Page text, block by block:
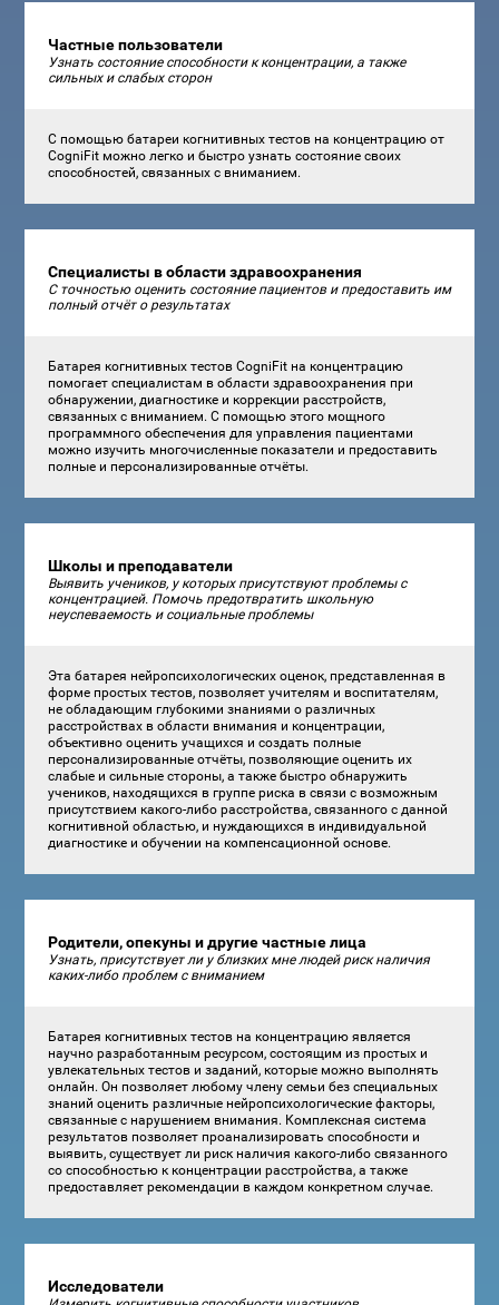
Частные пользователи
Узнать состояние способности к концентрации, а также
сильных и слабых сторон
С помощью батареи когнитивных тестов на концентрацию от
CogniFit можно легко и быстро узнать состояние своих
способностей, связанных с вниманием.
Специалисты в области здравоохранения
С точностью оценить состояние пациентов и предоставить им
полный отчёт о результатах
Батарея когнитивных тестов CogniFit на концентрацию
помогает специалистам в области здравоохранения при
обнаружении, диагностике и коррекции расстройств,
связанных с вниманием. С помощью этого мощного
программного обеспечения для управления пациентами
можно изучить многочисленные показатели и предоставить
полные и персонализированные отчёты.
Школы и преподаватели
Выявить учеников, у которых присутствуют проблемы с
концентрацией. Помочь предотвратить школьную
неуспеваемость и социальные проблемы
Эта батарея нейропсихологических оценок, представленная в
форме простых тестов, позволяет учителям и воспитателям,
не обладающим глубокими знаниями о различных
расстройствах в области внимания и концентрации,
объективно оценить учащихся и создать полные
персонализированные отчёты, позволяющие оценить их
слабые и сильные стороны, а также быстро обнаружить
учеников, находящихся в группе риска в связи с возможным
присутствием какого-либо расстройства, связанного с данной
когнитивной областью, и нуждающихся в индивидуальной
диагностике и обучении на компенсационной основе.
Родители, опекуны и другие частные лица
Узнать, присутствует ли у близких мне людей риск наличия
каких-либо проблем с вниманием
Батарея когнитивных тестов на концентрацию является
научно разработанным ресурсом, состоящим из простых и
увлекательных тестов и заданий, которые можно выполнять
онлайн. Он позволяет любому члену семьи без специальных
знаний оценить различные нейропсихологические факторы,
связанные с нарушением внимания. Комплексная система
результатов позволяет проанализировать способности и
выявить, существует ли риск наличия какого-либо связанного
со способностью к концентрации расстройства, а также
предоставляет рекомендации в каждом конкретном случае.
Исследователи